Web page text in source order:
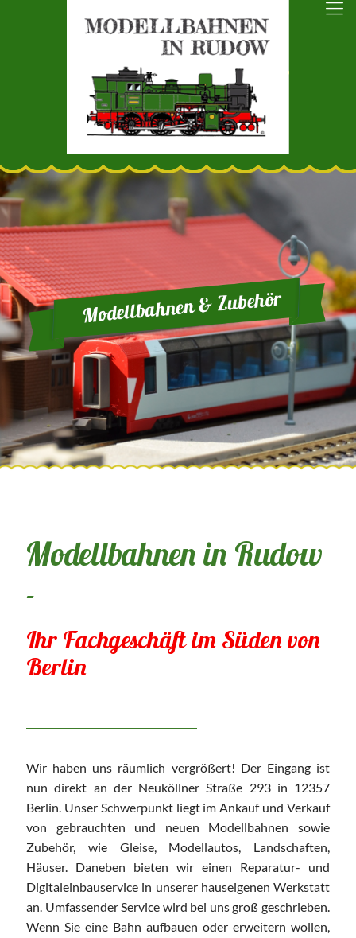
Modellbahnen in Rudow
-
Ihr Fachgeschäft im Süden von
Berlin
Wir haben uns räumlich vergrößert! Der Eingang ist
nun direkt an der Neuköllner Straße 293 in 12357
Berlin. Unser Schwerpunkt liegt im Ankauf und Verkauf
von gebrauchten und neuen Modellbahnen sowie
Zubehör, wie Gleise, Modellautos, Landschaften,
Häuser. Daneben bieten wir einen Reparatur- und
Digitaleinbauservice in unserer hauseigenen Werkstatt
an. Umfassender Service wird bei uns groß geschrieben.
Wenn Sie eine Bahn aufbauen oder erweitern wollen,